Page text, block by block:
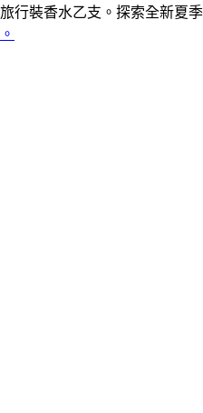
行裝香水乙支。探索全新夏季